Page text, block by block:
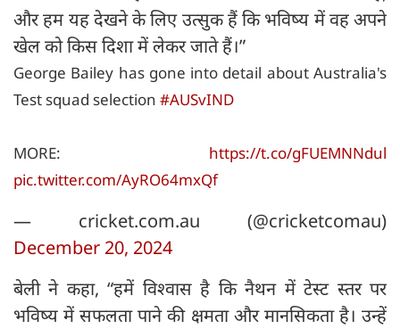
और हम यह देखने के लिए उत्सुक हैं कि भविष्य में वह अपने
खेल को किस दिशा में लेकर जाते हैं।”
George Bailey has gone into detail about Australia's
Test squad selection #AUSvIND
MORE: https://t.co/gFUEMNNdul
pic.twitter.com/AyRO64mxQf
— cricket.com.au (@cricketcomau)
December 20, 2024
बेली ने कहा, “हमें विश्वास है कि नैथन में टेस्ट स्तर पर
भविष्य में सफलता पाने की क्षमता और मानसिकता है। उन्हें